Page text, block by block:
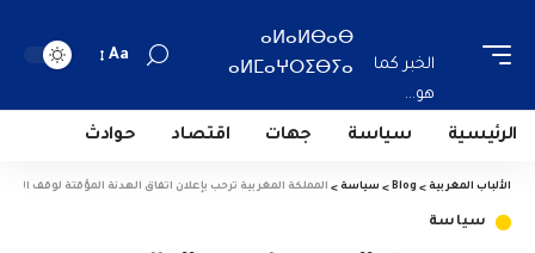
الخبر كما
هو...
ⴰⵍⴰⵍⴱⴰⴱ
ⴰⵍⵎⴰⵖⵔⵉⴱⵢⴰ
Aa
الرئيسية سياسة جهات اقتصاد حوادث
الألباب المغربية >
Blog
> سياسة > المملكة المغربية ترحب بإعلان اتفاق الهدنة المؤقتة لوقف
سياسة